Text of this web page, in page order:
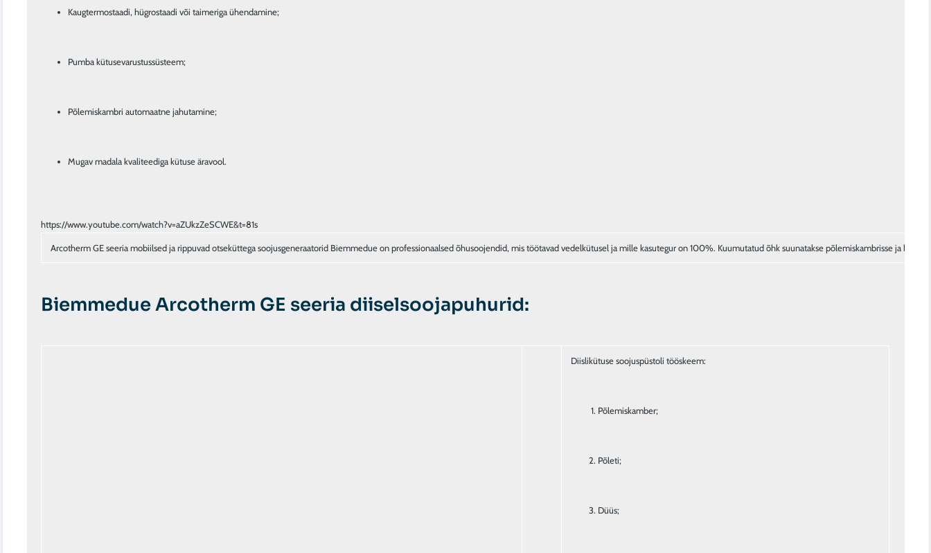
Kaugtermostaadi, hügrostaadi või taimeriga ühendamine;
Pumba kütusevarustussüsteem;
Põlemiskambri automaatne jahutamine;
Mugav madala kvaliteediga kütuse äravool.
Arcotherm GE seeria mobiilsed ja rippuvad otseküttega soojusgeneraatorid Biemmedue on professionaalsed õhusoojendid, mis töötavad vedelkütusel ja mille kasutegur on 100%. Kuumutatud õhk suunatakse põlemiskambrisse ja
Põlemiskamber;
Põleti;
Düüs;